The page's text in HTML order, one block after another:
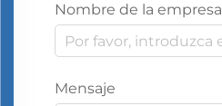
Nombre de la empresa
Mensaje